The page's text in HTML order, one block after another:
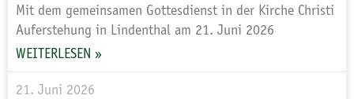
Mit dem gemeinsamen Gottesdienst in der Kirche Christi
Auferstehung in Lindenthal am 21. Juni 2026
WEITERLESEN »
21. Juni 2026